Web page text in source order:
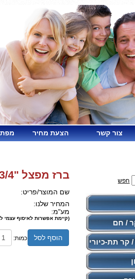
צור קשר הצעת מחיר
חפש
/ חם
קר תת-כיורי
ברז מפצל "3/4 לחיבור ברז קיר (סוללה)
שם המוצר/פריט:
המחיר שלנו:
מע"מ:
(קיימת אפשרות לאיסוף עצמי
הוסף לסל כמות: